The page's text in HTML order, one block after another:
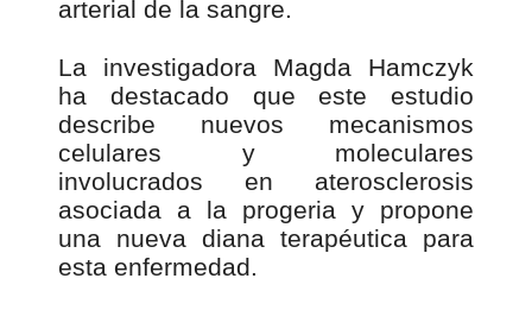
arterial de la sangre.
La investigadora Magda Hamczyk
ha destacado que este estudio
describe nuevos mecanismos
celulares y moleculares
involucrados en aterosclerosis
asociada a la progeria y propone
una nueva diana terapéutica para
esta enfermedad.